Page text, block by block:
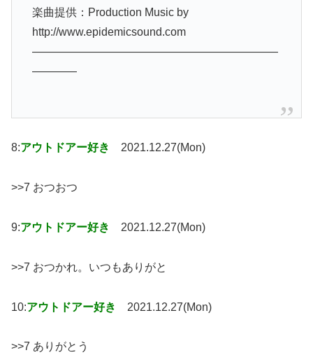
楽曲提供：Production Music by
http://www.epidemicsound.com
——————————————————————
————
8:アウトドアー好き 2021.12.27(Mon)
>>7 おつおつ
9:アウトドアー好き 2021.12.27(Mon)
>>7 おつかれ。いつもありがと
10:アウトドアー好き 2021.12.27(Mon)
>>7 ありがとう